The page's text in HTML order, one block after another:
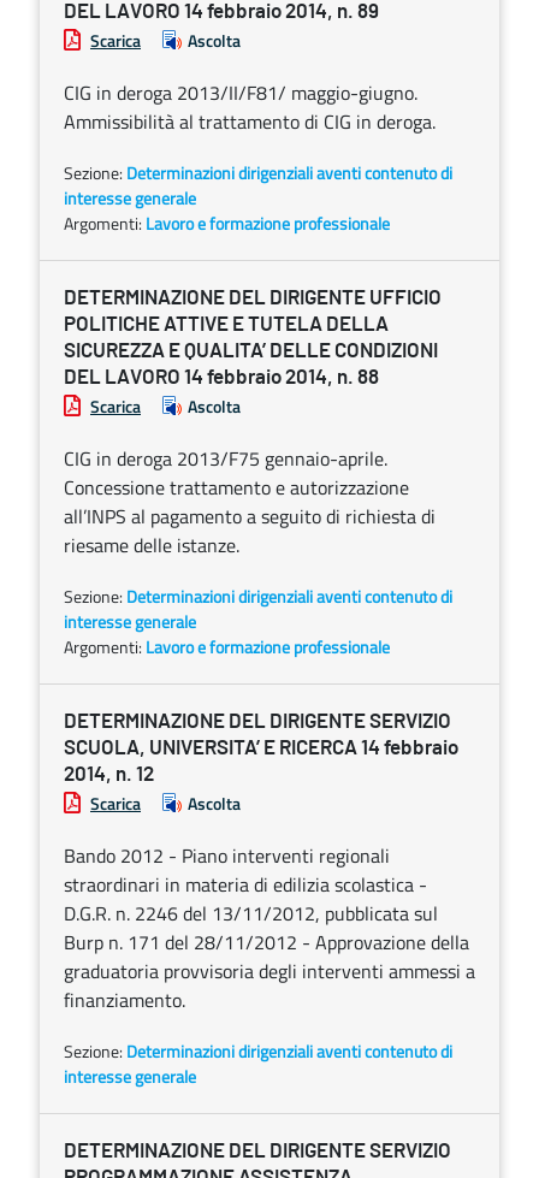
DEL LAVORO 14 febbraio 2014, n. 89
Scarica Ascolta
CIG in deroga 2013/II/F81/ maggio-giugno.
Ammissibilità al trattamento di CIG in deroga.
Sezione: Determinazioni dirigenziali aventi contenuto di
interesse generale
Argomenti: Lavoro e formazione professionale
DETERMINAZIONE DEL DIRIGENTE UFFICIO
POLITICHE ATTIVE E TUTELA DELLA
SICUREZZA E QUALITA’ DELLE CONDIZIONI
DEL LAVORO 14 febbraio 2014, n. 88
Scarica Ascolta
CIG in deroga 2013/F75 gennaio-aprile.
Concessione trattamento e autorizzazione
all’INPS al pagamento a seguito di richiesta di
riesame delle istanze.
Sezione: Determinazioni dirigenziali aventi contenuto di
interesse generale
Argomenti: Lavoro e formazione professionale
DETERMINAZIONE DEL DIRIGENTE SERVIZIO
SCUOLA, UNIVERSITA’ E RICERCA 14 febbraio
2014, n. 12
Scarica Ascolta
Bando 2012 - Piano interventi regionali
straordinari in materia di edilizia scolastica -
D.G.R. n. 2246 del 13/11/2012, pubblicata sul
Burp n. 171 del 28/11/2012 - Approvazione della
graduatoria provvisoria degli interventi ammessi a
finanziamento.
Sezione: Determinazioni dirigenziali aventi contenuto di
interesse generale
DETERMINAZIONE DEL DIRIGENTE SERVIZIO